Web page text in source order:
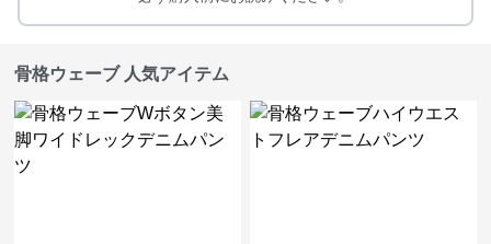
骨格ウェーブ 人気アイテム